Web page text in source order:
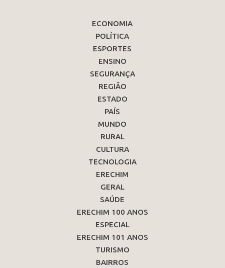
ECONOMIA
POLÍTICA
ESPORTES
ENSINO
SEGURANÇA
REGIÃO
ESTADO
PAÍS
MUNDO
RURAL
CULTURA
TECNOLOGIA
ERECHIM
GERAL
SAÚDE
ERECHIM 100 ANOS
ESPECIAL
ERECHIM 101 ANOS
TURISMO
BAIRROS